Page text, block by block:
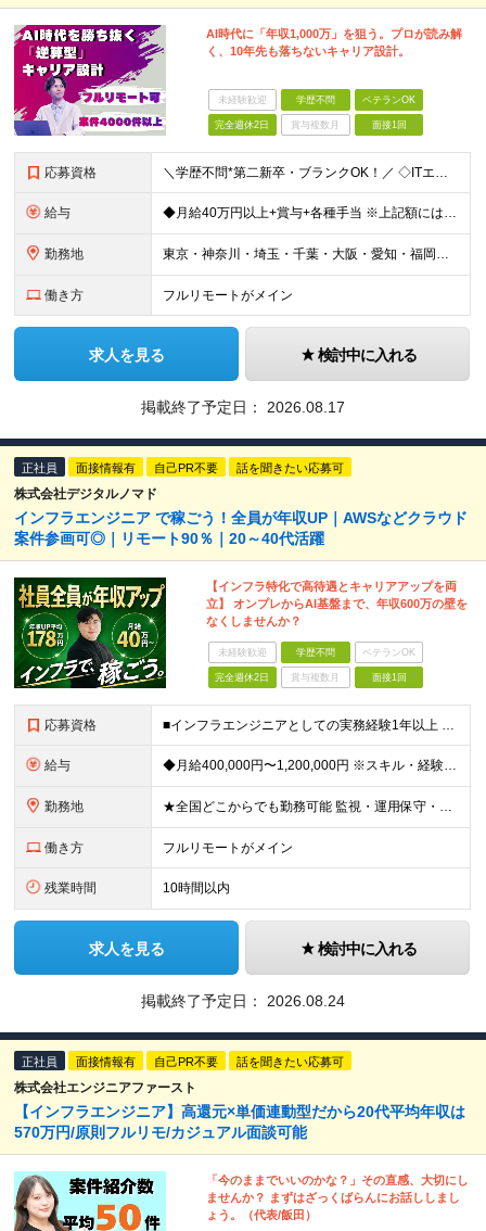
AI時代に「年収1,000万」を狙う。プロが読み解
く、10年先も落ちないキャリア設計。
未経験歓迎 学歴不問 ベテランOK
完全週休2日 賞与複数月 面接1回
応募資格 ＼学歴不問*第二新卒・ブランクOK！／ ◇ITエンジニアとして、1年以上の経験をお持ちの方 ※分野、プロジェクト規模は問いません。 ※未経験の方も意欲があればご応募いただけますが、条件面は異なる場合
給与 ◆月給40万円以上+賞与+各種手当 ※上記額には固定残業代30時間分（7万6807円～）を含む ※超過分は別途支給します ※試用期間6ヶ月（期間中の給与・待遇の差異はありません） ◆月給21万円以上
勤務地 東京・神奈川・埼玉・千葉・大阪・愛知・福岡を中心に、全国のクライアント案件にて募集。 案件はすべて選択制なので、「自分に合った働き方」を実現できます。 なお、経験を積むことでご紹介できる案件の幅も広が
働き方 フルリモートがメイン
求人を見る 検討中に入れる
掲載終了予定日： 2026.08.17
正社員 面接情報有 自己PR不要 話を聞きたい応募可
株式会社デジタルノマド
インフラエンジニア で稼ごう！全員が年収UP｜AWSなどクラウド
案件参画可◎｜リモート90％｜20～40代活躍
【インフラ特化で高待遇とキャリアアップを両
立】 オンプレからAI基盤まで、年収600万の壁を
なくしませんか？
未経験歓迎 学歴不問 ベテランOK
完全週休2日 賞与複数月 面接1回
応募資格 ■インフラエンジニアとしての実務経験1年以上 （サーバ／ネットワーク／クラウドいずれか／業界・規模・担当工程は問いません） ・学歴・転職回数・経歴ブランク不問 「このままでいいのか？」その違和感で
給与 ◆月給400,000円〜1,200,000円 ※スキル・経験・希望案件により決定します ※上記金額には固定残業代（月30時間分／76,000円〜）を含みます ※固定残業代は月給に応じて決定します ※超
勤務地 ★全国どこからでも勤務可能 監視・運用保守・構築・設計など、担当工程や技術レベルに応じて、フルリモート／ハイブリッド／出社中心など、あなたに合った働き方を選べます。 ・リモート率は全体で9割超 クラ
働き方 フルリモートがメイン
残業時間 10時間以内
求人を見る 検討中に入れる
掲載終了予定日： 2026.08.24
正社員 面接情報有 自己PR不要 話を聞きたい応募可
株式会社エンジニアファースト
【インフラエンジニア】高還元×単価連動型だから20代平均年収は
570万円/原則フルリモ/カジュアル面談可能
「今のままでいいのかな？」その直感、大切にし
ませんか？ まずはざっくばらんにお話ししまし
ょう。（代表/飯田）